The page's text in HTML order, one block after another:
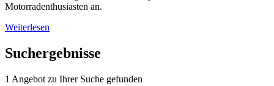
Motorradenthusiasten an.
Weiterlesen
Suchergebnisse
1 Angebot zu Ihrer Suche gefunden